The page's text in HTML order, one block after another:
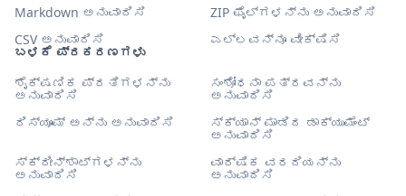
ಬಳಕೆ ಪ್ರಕರಣಗಳು
ಶೈಕ್ಷಣಿಕ ಪ್ರತಿಗಳನ್ನು
ಅನುವಾದಿಸಿ
ಸಂಶೋಧನಾ ಪತ್ರವನ್ನು
ಅನುವಾದಿಸಿ
ರಿಸ್ಯೂಮ್ ಅನ್ನು ಅನುವಾದಿಸಿ
ಸ್ಕ್ಯಾನ್ ಮಾಡಿದ ಡಾಕ್ಯುಮೆಂಟ್
ಅನುವಾದಿಸಿ
ಸ್ಕ್ರೀನ್‌ಶಾಟ್‌ಗಳನ್ನು
ಅನುವಾದಿಸಿ
ವಾರ್ಷಿಕ ವರದಿಯನ್ನು
ಅನುವಾದಿಸಿ
Markdown ಅನುವಾದಿಸಿ
ZIP ಫೈಲ್‌ಗಳನ್ನು ಅನುವಾದಿಸಿ
CSV ಅನುವಾದಿಸಿ
ಎಲ್ಲವನ್ನೂ ವೀಕ್ಷಿಸಿ